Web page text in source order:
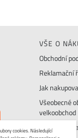
VŠE O
Obchodní
Reklamační
Jak
Všeobecné
velkoobchod
Zásady
cookies. Následující